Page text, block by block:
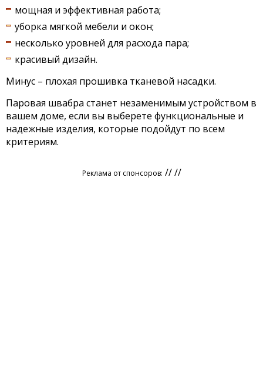
мощная и эффективная работа;
уборка мягкой мебели и окон;
несколько уровней для расхода пара;
красивый дизайн.
Минус – плохая прошивка тканевой насадки.
Паровая швабра станет незаменимым устройством в
вашем доме, если вы выберете функциональные и
надежные изделия, которые подойдут по всем
критериям.
Реклама от спонсоров: // //